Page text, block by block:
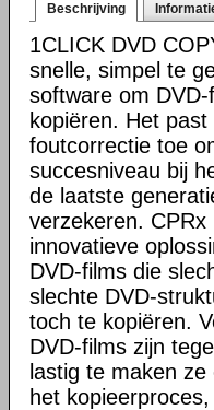
Beschrijving
1CLICK DVD
snelle, simpel te
software om
kopiëren. Het past
foutcorrectie toe
succesniveau bij
de laatste
verzekeren. CPRx
innovatieve
DVD-films die
slechte DVD-
toch te kopiëren.
DVD-films zijn
lastig te maken
het